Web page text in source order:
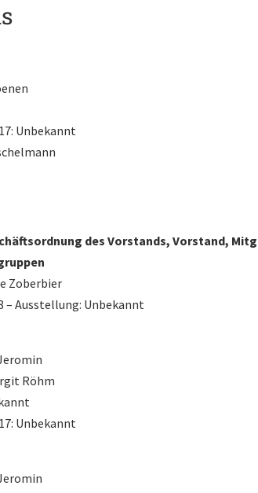
Unbekannt
des Vorstands, Vorstand,
Zoberbier
– Ausstellung: Unbekannt
Röhm
Unbekannt